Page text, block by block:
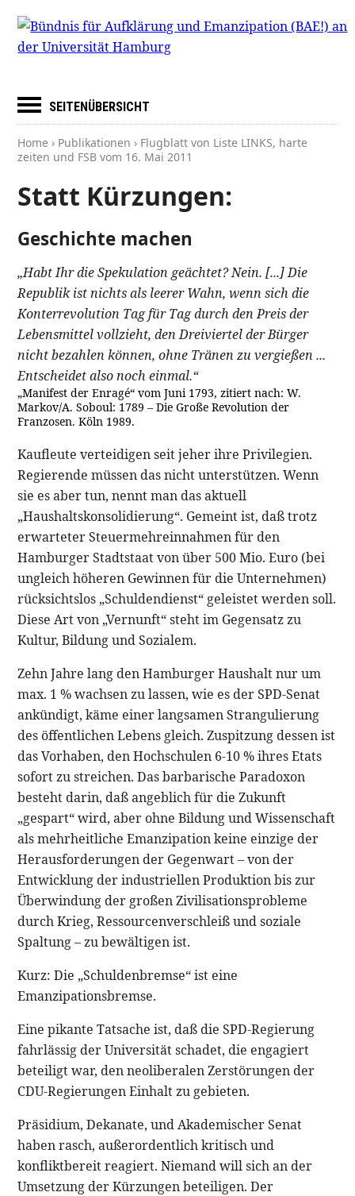
SEITENÜBERSICHT
Home › Publikationen › Flugblatt von Liste LINKS, harte
zeiten und FSB vom 16. Mai 2011
Statt Kürzungen:
Geschichte machen
„Habt Ihr die Spekulation geächtet? Nein. [...] Die
Republik ist nichts als leerer Wahn, wenn sich die
Konterrevolution Tag für Tag durch den Preis der
Lebensmittel vollzieht, den Dreiviertel der Bürger
nicht bezahlen können, ohne Tränen zu vergießen ...
Entscheidet also noch einmal.“
„Manifest der Enragé“ vom Juni 1793, zitiert nach: W.
Markov/A. Soboul: 1789 – Die Große Revolution der
Franzosen. Köln 1989.
Kaufleute verteidigen seit jeher ihre Privilegien.
Regierende müssen das nicht unterstützen. Wenn
sie es aber tun, nennt man das aktuell
„Haushaltskonsolidierung“. Gemeint ist, daß trotz
erwarteter Steuermehreinnahmen für den
Hamburger Stadtstaat von über 500 Mio. Euro (bei
ungleich höheren Gewinnen für die Unternehmen)
rücksichtslos „Schuldendienst“ geleistet werden soll.
Diese Art von „Vernunft“ steht im Gegensatz zu
Kultur, Bildung und Sozialem.
Zehn Jahre lang den Hamburger Haushalt nur um
max. 1 % wachsen zu lassen, wie es der SPD-Senat
ankündigt, käme einer langsamen Strangulierung
des öffentlichen Lebens gleich. Zuspitzung dessen ist
das Vorhaben, den Hochschulen 6-10 % ihres Etats
sofort zu streichen. Das barbarische Paradoxon
besteht darin, daß angeblich für die Zukunft
„gespart“ wird, aber ohne Bildung und Wissenschaft
als mehrheitliche Emanzipation keine einzige der
Herausforderungen der Gegenwart – von der
Entwicklung der industriellen Produktion bis zur
Überwindung der großen Zivilisationsprobleme
durch Krieg, Ressourcenverschleiß und soziale
Spaltung – zu bewältigen ist.
Kurz: Die „Schuldenbremse“ ist eine
Emanzipationsbremse.
Eine pikante Tatsache ist, daß die SPD-Regierung
fahrlässig der Universität schadet, die engagiert
beteiligt war, den neoliberalen Zerstörungen der
CDU-Regierungen Einhalt zu gebieten.
Präsidium, Dekanate, und Akademischer Senat
haben rasch, außerordentlich kritisch und
konfliktbereit reagiert. Niemand will sich an der
Umsetzung der Kürzungen beteiligen. Der